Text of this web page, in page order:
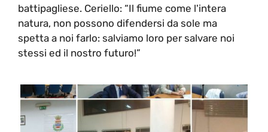
battipagliese. Ceriello: “Il fiume come l'intera
natura, non possono difendersi da sole ma
spetta a noi farlo: salviamo loro per salvare noi
stessi ed il nostro futuro!”